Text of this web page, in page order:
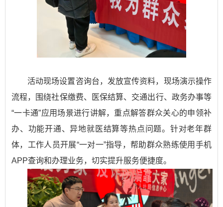
活动现场设置咨询台，发放宣传资料，现场演示操作
流程，围绕社保缴费、医保结算、交通出行、政务办事等
“一卡通”应用场景进行讲解，重点解答群众关心的申领补
办、功能开通、异地就医结算等热点问题。针对老年群
体，工作人员开展“一对一”指导，帮助群众熟练使用手机
APP查询和办理业务，切实提升服务便捷度。